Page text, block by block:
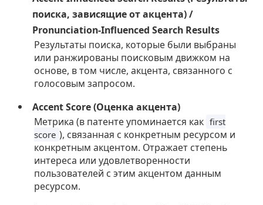
поиска, зависящие от акцента) /
Pronunciation-Influenced Search Results
Результаты поиска, которые были выбраны
или ранжированы поисковым движком на
основе, в том числе, акцента, связанного с
голосовым запросом.
Accent Score (Оценка акцента)
Метрика (в патенте упоминается как first
score ), связанная с конкретным ресурсом и
конкретным акцентом. Отражает степень
интереса или удовлетворенности
пользователей с этим акцентом данным
ресурсом.